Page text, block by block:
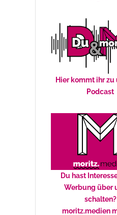
Hier kommt ihr zu
Podcast
Du hast
Werbung über
schalten?
moritz.medien